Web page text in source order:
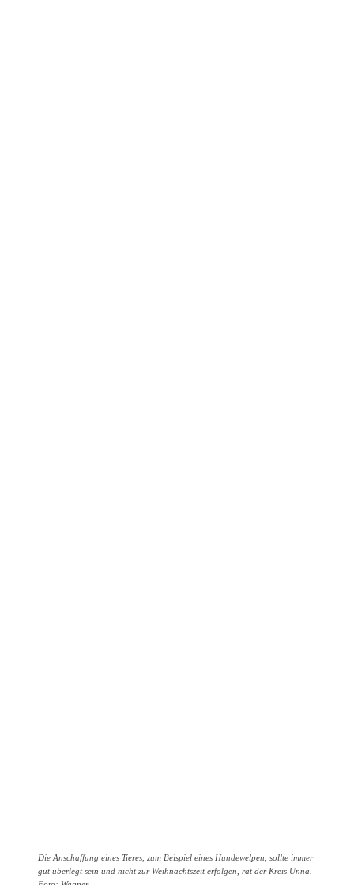
Die Anschaffung eines Tieres, zum Beispiel eines Hundewelpen, sollte immer
gut überlegt sein und nicht zur Weihnachtszeit erfolgen, rät der Kreis Unna.